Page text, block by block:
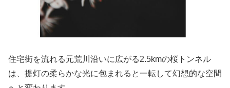
住宅街を流れる元荒川沿いに広がる2.5kmの桜トンネル
は、提灯の柔らかな光に包まれると一転して幻想的な空間